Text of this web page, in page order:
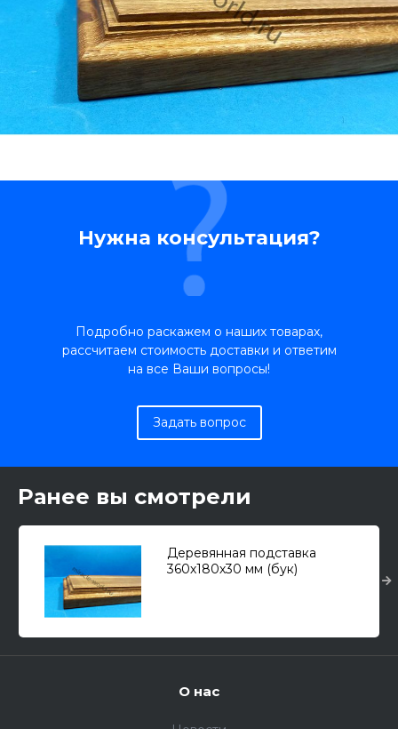
Нужна консультация?
Подробно раскажем о наших товарах,
рассчитаем стоимость доставки и ответим
на все Ваши вопросы!
Задать вопрос
Ранее вы смотрели
Деревянная подставка
360х180х30 мм (бук)
О нас